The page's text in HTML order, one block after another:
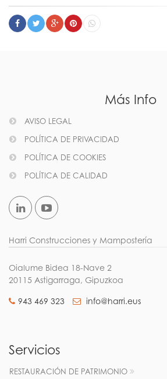
Más Info
AVISO LEGAL
POLÍTICA DE PRIVACIDAD
POLÍTICA DE COOKIES
POLÍTICA DE CALIDAD
Harri Construcciones y Mampostería
Oialume Bidea 18-Nave 2
20115 Astigarraga, Gipuzkoa
943 469 323 info@harri.eus
Servicios
RESTAURACIÓN DE PATRIMONIO